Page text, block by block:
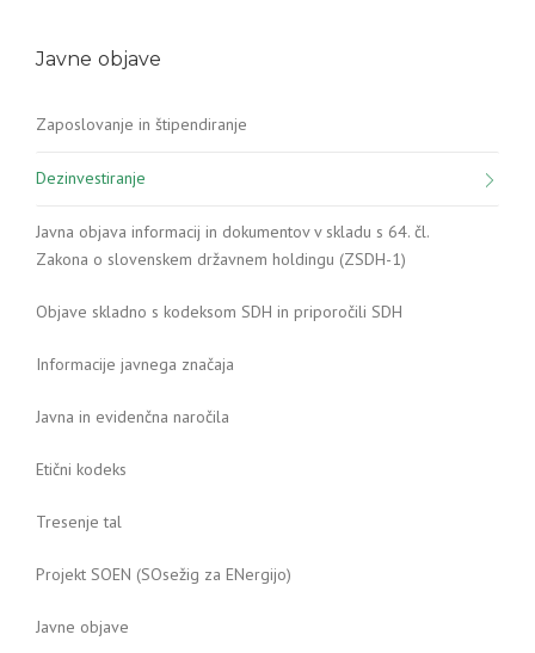
Javne objave
Zaposlovanje in štipendiranje
Dezinvestiranje
Javna objava informacij in dokumentov v skladu s 64. čl.
Zakona o slovenskem državnem holdingu (ZSDH-1)
Objave skladno s kodeksom SDH in priporočili SDH
Informacije javnega značaja
Javna in evidenčna naročila
Etični kodeks
Tresenje tal
Projekt SOEN (SOsežig za ENergijo)
Javne objave